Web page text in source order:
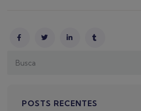
POSTS RECENTES